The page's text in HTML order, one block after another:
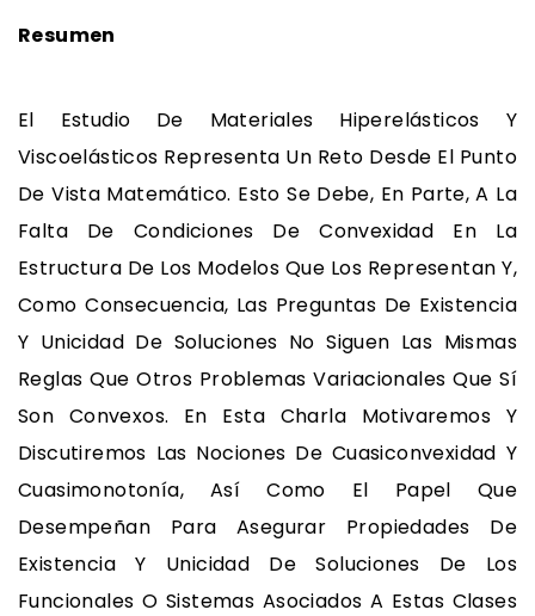
Resumen
El Estudio De Materiales Hiperelásticos Y
Viscoelásticos Representa Un Reto Desde El Punto
De Vista Matemático. Esto Se Debe, En Parte, A La
Falta De Condiciones De Convexidad En La
Estructura De Los Modelos Que Los Representan Y,
Como Consecuencia, Las Preguntas De Existencia
Y Unicidad De Soluciones No Siguen Las Mismas
Reglas Que Otros Problemas Variacionales Que Sí
Son Convexos. En Esta Charla Motivaremos Y
Discutiremos Las Nociones De Cuasiconvexidad Y
Cuasimonotonía, Así Como El Papel Que
Desempeñan Para Asegurar Propiedades De
Existencia Y Unicidad De Soluciones De Los
Funcionales O Sistemas Asociados A Estas Clases